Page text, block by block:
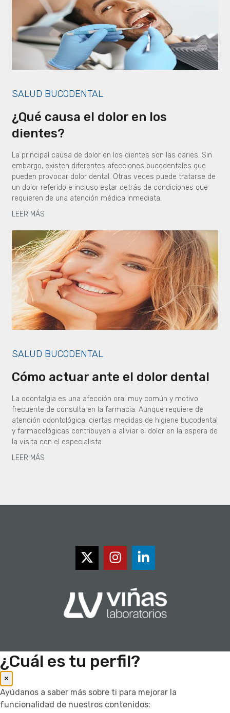
SALUD BUCODENTAL
¿Qué causa el dolor en los
dientes?
La principal causa de dolor en los dientes son las caries. Sin
embargo, existen diferentes afecciones bucodentales que
pueden provocar dolor dental. Otras veces puede tratarse de
un dolor referido e incluso estar detrás de condiciones que
requieren de una atención médica inmediata.
LEER MÁS
SALUD BUCODENTAL
Cómo actuar ante el dolor dental
La odontalgia es una afección oral muy común y motivo
frecuente de consulta en la farmacia. Aunque requiere de
atención odontológica, ciertas medidas de higiene bucodental
y farmacológicas contribuyen a aliviar el dolor en la espera de
la visita con el especialista.
LEER MÁS
¿Cuál es tu perfil?
×
Ayúdanos a saber más sobre ti para mejorar la
funcionalidad de nuestros contenidos: